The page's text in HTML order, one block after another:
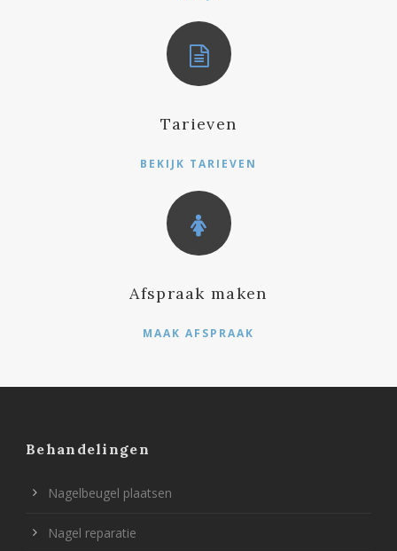
Tarieven
BEKIJK TARIEVEN
Afspraak maken
MAAK AFSPRAAK
Behandelingen
Nagelbeugel plaatsen
Nagel reparatie